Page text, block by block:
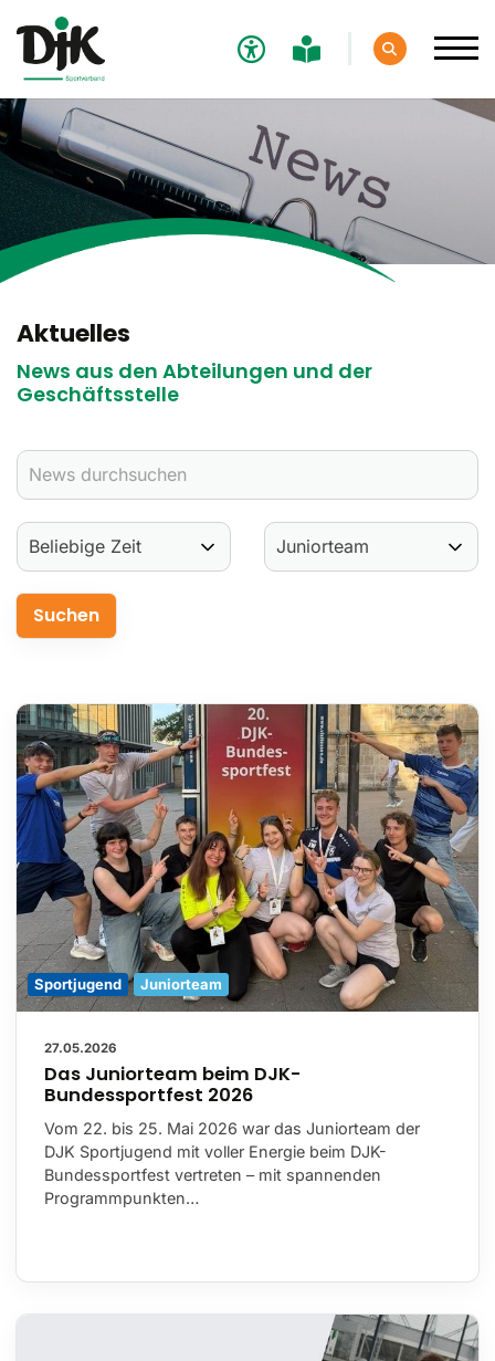
Aktuelles
News aus den Abteilungen und der
Geschäftsstelle
Sportjugend Juniorteam
27.05.2026
Das Juniorteam beim DJK-
Bundessportfest 2026
Vom 22. bis 25. Mai 2026 war das Juniorteam der
DJK Sportjugend mit voller Energie beim DJK-
Bundessportfest vertreten – mit spannenden
Programmpunkten…
Verband
Aktuelles
Verbands-News
Termine
Ergebnisse
Sportdeutschland-News
Sport
Service
Kontakt
DJK Sportjugend